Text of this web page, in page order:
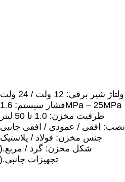
5).ولتاژ شیر برقی: 12 ولت / 24 ولت
6).فشار سیستم: 1.6MPa – 25MPa
7).ظرفیت مخزن: 1.0 تا 50 لیتر
8).نصب: افقی / عمودی / افقی جانبی
9).جنس مخزن: فولاد / پلاستیک
10).شکل مخزن: گرد / مربع
11).تجهیزات جانبی